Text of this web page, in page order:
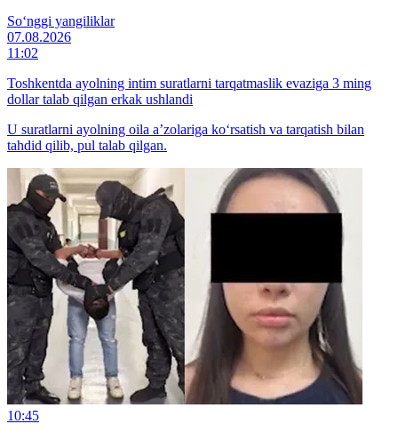
So‘nggi yangiliklar
07.08.2026
11:02
Toshkentda ayolning intim suratlarni tarqatmaslik evaziga 3 ming
dollar talab qilgan erkak ushlandi
U suratlarni ayolning oila a’zolariga ko‘rsatish va tarqatish bilan
tahdid qilib, pul talab qilgan.
10:45